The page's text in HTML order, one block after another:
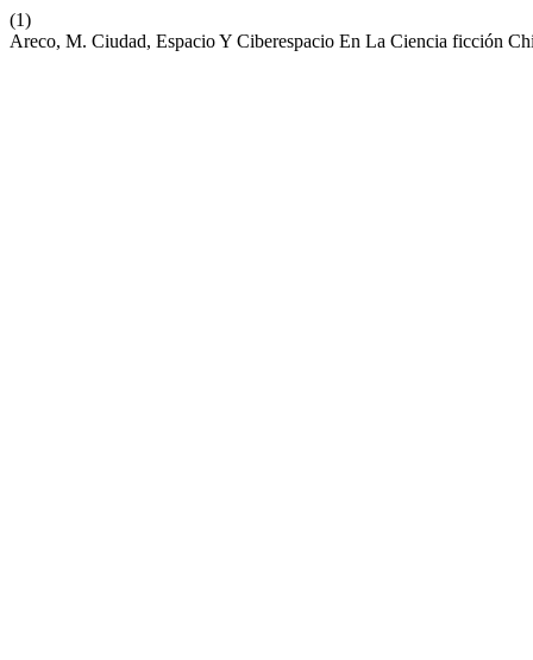
(1)
Areco, M. Ciudad, Espacio Y Ciberespacio En La Ciencia ficción